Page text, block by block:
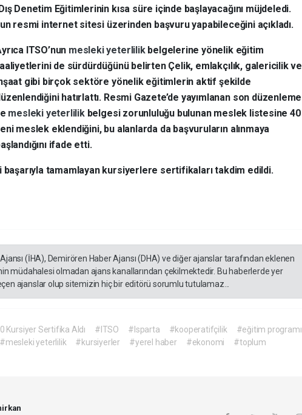
Denetim Eğitimlerinin kısa süre içinde başlayacağını müjdeledi.
resmi internet sitesi üzerinden başvuru yapabileceğini açıkladı.
ITSO’nun mesleki yeterlilik belgelerine yönelik eğitim
de sürdürdüğünü belirten Çelik, emlakçılık, galericilik ve
gibi birçok sektöre yönelik eğitimlerin aktif şekilde
hatırlattı. Resmi Gazete’de yayımlanan son düzenleme
mesleki yeterlilik belgesi zorunluluğu bulunan meslek listesine 40
meslek eklendiğini, bu alanlarda da başvuruların alınmaya
ifade etti.
tamamlayan kursiyerlere sertifikaları takdim edildi.
(İHA), Demirören Haber Ajansı (DHA) ve diğer ajanslar tarafından eklenen
müdahalesi olmadan ajans kanallarından çekilmektedir. Bu haberlerde yer
ajanslar olup sitemizin hiç bir editörü sorumlu tutulamaz...
Kursiyer Sertifika Aldı #ITSO #Isparta #kooperatifçilik
#eğitim programı
#mesleki yeterlilik #kursiyerler #yerel haber #ekonomi
#toplum